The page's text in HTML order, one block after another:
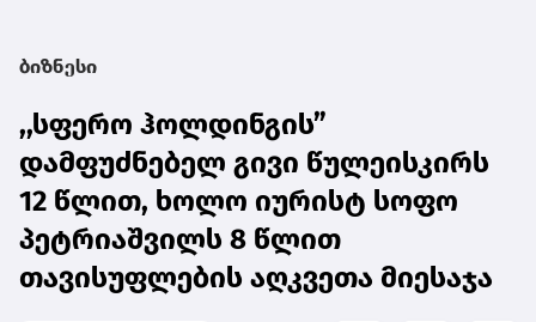
ბიზნესი
,,სფერო ჰოლდინგის”
დამფუძნებელ გივი წულეისკირს
12 წლით, ხოლო იურისტ სოფო
პეტრიაშვილს 8 წლით
თავისუფლების აღკვეთა მიესაჯა